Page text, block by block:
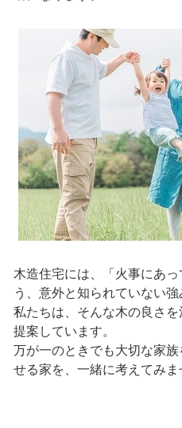
木造住宅には、「火事にあ
う、意外と知られていない強
私たちは、そんな木の良さ
提案しています。
万が一のときでも大切な家
せる家を、一緒に考えてみま